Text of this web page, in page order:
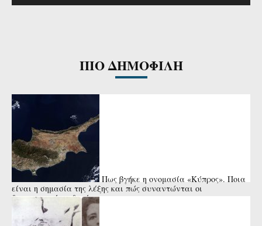
ΠΙΟ ΔΗΜΟΦΙΛΗ
Πως βγήκε η ονομασία «Κύπρος». Ποια
είναι η σημασία της λέξης και πώς συναντώνται οι
διαφορετικές εκδοχές